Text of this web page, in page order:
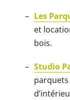
Les
et
bois.
Studio